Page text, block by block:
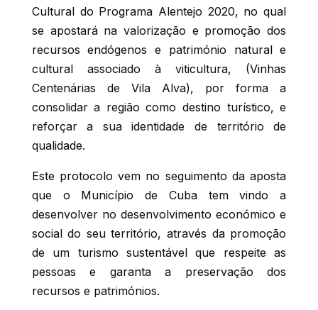
Cultural do Programa Alentejo 2020, no qual
se apostará na valorização e promoção dos
recursos endógenos e património natural e
cultural associado à viticultura, (Vinhas
Centenárias de Vila Alva), por forma a
consolidar a região como destino turístico, e
reforçar a sua identidade de território de
qualidade.
Este protocolo vem no seguimento da aposta
que o Município de Cuba tem vindo a
desenvolver no desenvolvimento económico e
social do seu território, através da promoção
de um turismo sustentável que respeite as
pessoas e garanta a preservação dos
recursos e patrimónios.